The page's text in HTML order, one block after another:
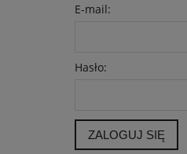
E-mail:
Hasło:
ZALOGUJ SIĘ